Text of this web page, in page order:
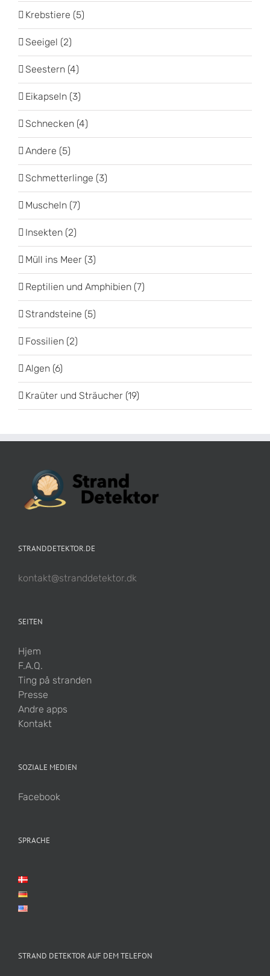
Krebstiere (5)
Seeigel (2)
Seestern (4)
Eikapseln (3)
Schnecken (4)
Andere (5)
Schmetterlinge (3)
Muscheln (7)
Insekten (2)
Müll ins Meer (3)
Reptilien und Amphibien (7)
Strandsteine (5)
Fossilien (2)
Algen (6)
Kraüter und Sträucher (19)
STRANDDETEKTOR.DE
kontakt@stranddetektor.dk
SEITEN
Hjem
F.A.Q.
Ting på stranden
Presse
Andre apps
Kontakt
SOZIALE MEDIEN
Facebook
SPRACHE
STRAND DETEKTOR AUF DEM TELEFON